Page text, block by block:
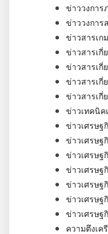
ข่าววงการ
ข่าววงการ
ข่าวสารเก
ข่าวสารเ
ข่าวสารเ
ข่าวสารเ
ข่าวสารเกี่
ข่าวเทคนิค
ข่าวเศรษฐ
ข่าวเศรษฐ
ข่าวเศรษฐ
ข่าวเศรษฐ
ข่าวเศรษฐ
ข่าวเศรษฐ
ข่าวเศรษฐ
ความตึงเค